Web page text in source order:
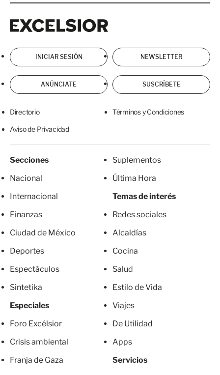
INICIAR SESIÓN NEWSLETTER
ANÚNCIATE SUSCRÍBETE
Directorio Términos y Condiciones
Aviso de Privacidad
Secciones
Nacional
Internacional
Finanzas
Ciudad de México
Deportes
Espectáculos
Sintetika
Especiales
Foro Excélsior
Crisis ambiental
Franja de Gaza
Suplementos
Última Hora
Temas de interés
Redes sociales
Alcaldías
Cocina
Salud
Estilo de Vida
Viajes
De Utilidad
Apps
Servicios